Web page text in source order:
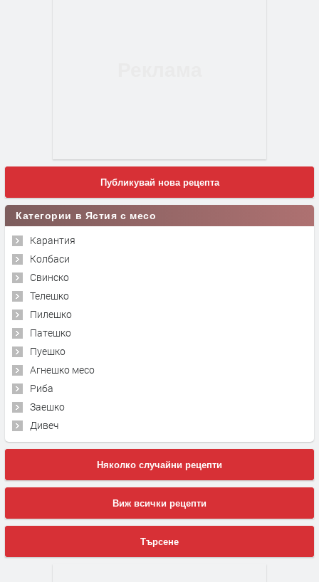
Публикувай нова рецепта
Категории в Ястия с месо
Карантия
Колбаси
Свинско
Телешко
Пилешко
Патешко
Пуешко
Агнешко месо
Риба
Заешко
Дивеч
Няколко случайни рецепти
Виж всички рецепти
Търсене